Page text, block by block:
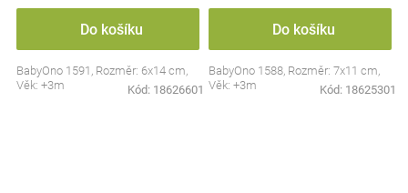
Do košíku
BabyOno 1591, Rozměr: 6x14 cm,
Věk: +3m
Kód: 18626601
Do košíku
BabyOno 1588, Rozměr: 7x11 cm,
Věk: +3m
Kód: 18625301